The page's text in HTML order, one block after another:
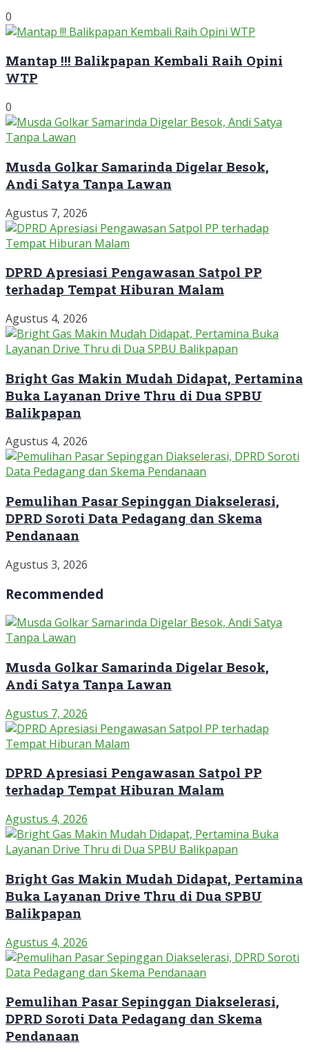
0
Mantap !!! Balikpapan Kembali Raih Opini
WTP
0
Musda Golkar Samarinda Digelar Besok,
Andi Satya Tanpa Lawan
Agustus 7, 2026
DPRD Apresiasi Pengawasan Satpol PP
terhadap Tempat Hiburan Malam
Agustus 4, 2026
Bright Gas Makin Mudah Didapat, Pertamina
Buka Layanan Drive Thru di Dua SPBU
Balikpapan
Agustus 4, 2026
Pemulihan Pasar Sepinggan Diakselerasi,
DPRD Soroti Data Pedagang dan Skema
Pendanaan
Agustus 3, 2026
Recommended
Musda Golkar Samarinda Digelar Besok,
Andi Satya Tanpa Lawan
Agustus 7, 2026
DPRD Apresiasi Pengawasan Satpol PP
terhadap Tempat Hiburan Malam
Agustus 4, 2026
Bright Gas Makin Mudah Didapat, Pertamina
Buka Layanan Drive Thru di Dua SPBU
Balikpapan
Agustus 4, 2026
Pemulihan Pasar Sepinggan Diakselerasi,
DPRD Soroti Data Pedagang dan Skema
Pendanaan